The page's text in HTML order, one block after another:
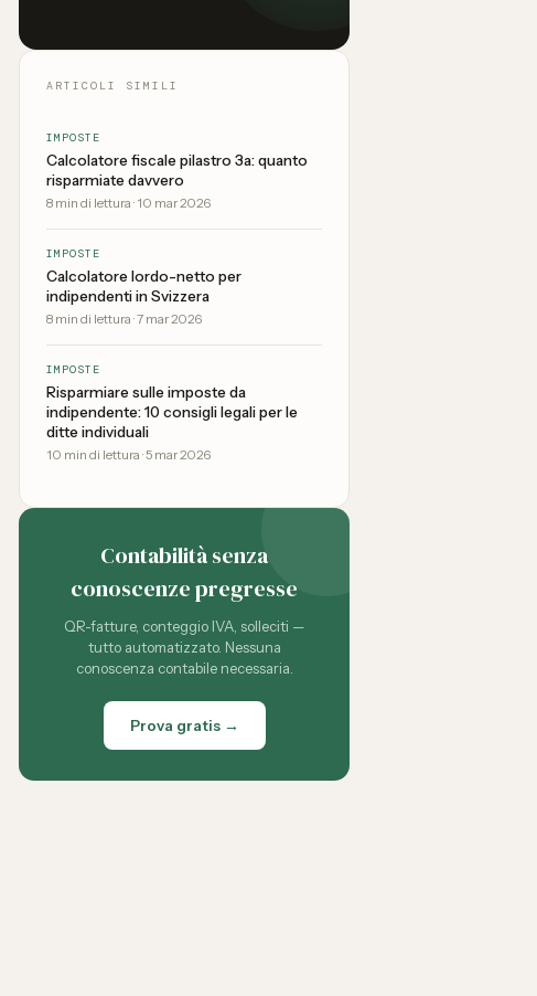
ARTICOLI SIMILI
IMPOSTE
Calcolatore fiscale pilastro 3a: quanto
risparmiate davvero
8 min di lettura · 10 mar 2026
IMPOSTE
Calcolatore lordo-netto per
indipendenti in Svizzera
8 min di lettura ·7 mar 2026
IMPOSTE
Risparmiare sulle imposte da
indipendente: 10 consigli legali per le
ditte individuali
10 min di lettura ·5 mar 2026
Contabilità senza
conoscenze pregresse
QR-fatture, conteggio IVA, solleciti —
tutto automatizzato. Nessuna
conoscenza contabile necessaria.
Prova gratis →